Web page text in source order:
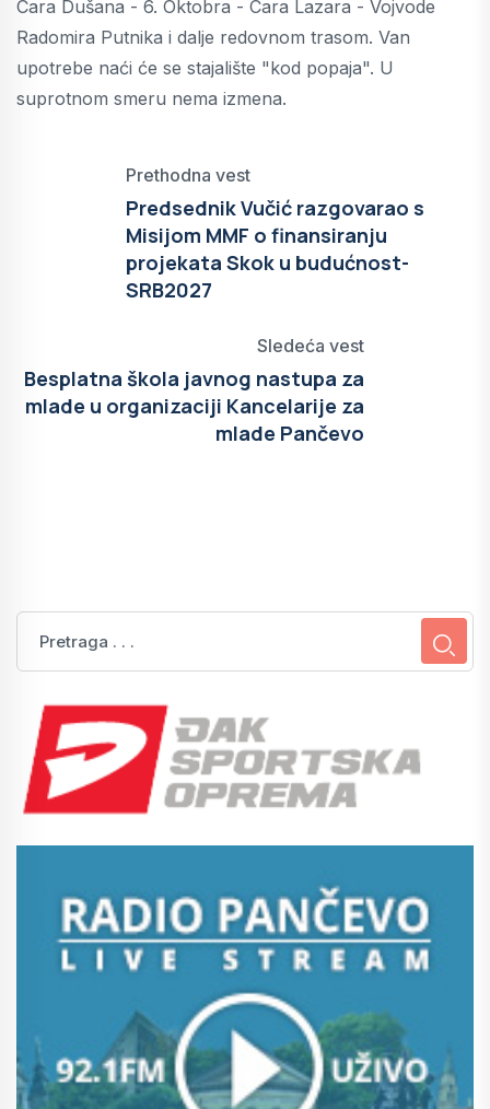
Cara Dušana - 6. Oktobra - Cara Lazara - Vojvode
Radomira Putnika i dalje redovnom trasom. Van
upotrebe naći će se stajalište "kod popaja". U
suprotnom smeru nema izmena.
Prethodna vest
Predsednik Vučić razgovarao s
Misijom MMF o finansiranju
projekata Skok u budućnost-
SRB2027
Sledeća vest
Besplatna škola javnog nastupa za
mlade u organizaciji Kancelarije za
mlade Pančevo